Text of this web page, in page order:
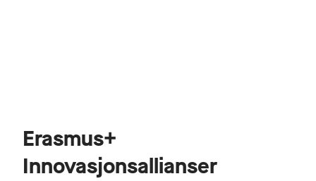
Erasmus+
Innovasjonsallianser